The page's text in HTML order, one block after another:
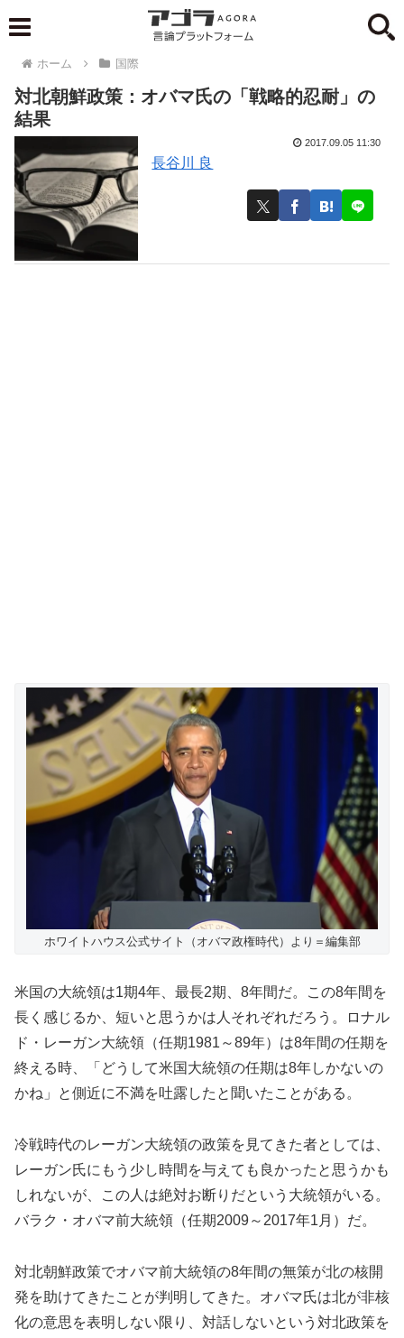
ホーム 国際
対北朝鮮政策：オバマ氏の「戦略的忍耐」の
結果
長谷川 良
2017.09.05 11:30
ホワイトハウス公式サイト（オバマ政権時代）より＝編集部
米国の大統領は1期4年、最長2期、8年間だ。この8年間を
長く感じるか、短いと思うかは人それぞれだろう。ロナル
ド・レーガン大統領（任期1981～89年）は8年間の任期を
終える時、「どうして米国大統領の任期は8年しかないの
かね」と側近に不満を吐露したと聞いたことがある。
冷戦時代のレーガン大統領の政策を見てきた者としては、
レーガン氏にもう少し時間を与えても良かったと思うかも
しれないが、この人は絶対お断りだという大統領がいる。
バラク・オバマ前大統領（任期2009～2017年1月）だ。
対北朝鮮政策でオバマ前大統領の8年間の無策が北の核開
発を助けてきたことが判明してきた。オバマ氏は北が非核
化の意思を表明しない限り、対話しないという対北政策を